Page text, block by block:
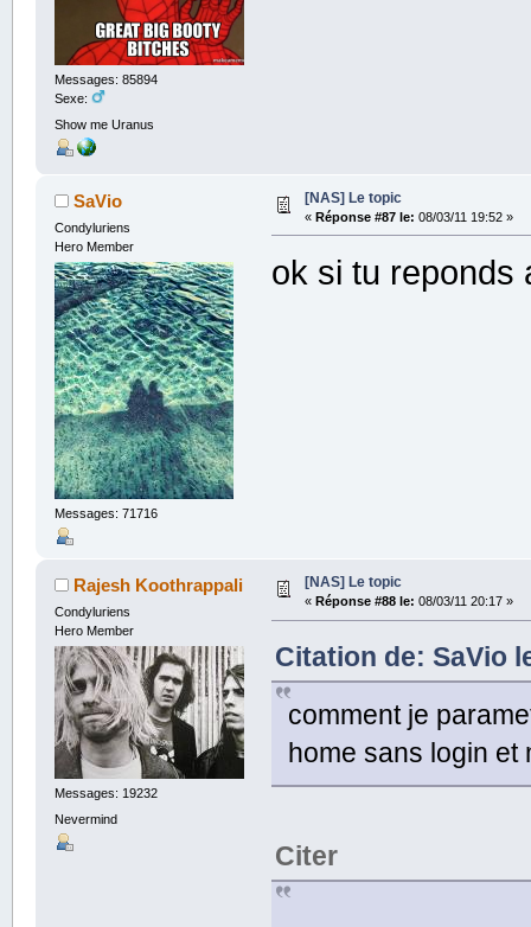
Messages: 85894
Sexe:
Show me Uranus
SaVio
Condyluriens
Hero Member
Messages: 71716
[NAS] Le topic
« Réponse #87 le: 08/03/11 19:52 »
ok si tu reponds
Rajesh Koothrappali
Condyluriens
Hero Member
Messages: 19232
Nevermind
[NAS] Le topic
« Réponse #88 le: 08/03/11 20:17 »
Citation de: SaVio
comment je
home sans login et
Citer